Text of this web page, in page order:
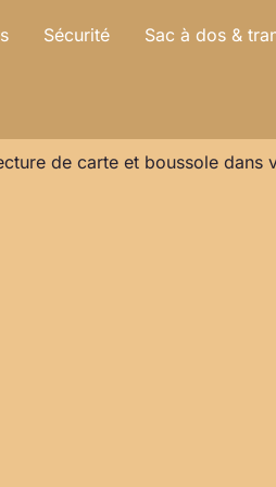
Sécurité Sac à dos &
de carte et boussole dans